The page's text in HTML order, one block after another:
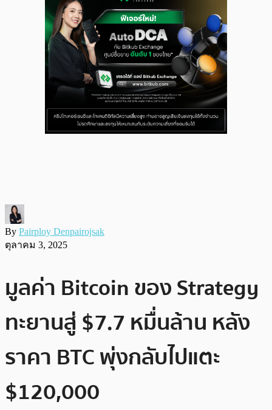
By Pairploy Denpairojsak
ตุลาคม 3, 2025
มูลค่า Bitcoin ของ Strategy
ทะยานสู่ $7.7 หมื่นล้าน หลัง
ราคา BTC พุ่งกลับไปแตะ
$120,000